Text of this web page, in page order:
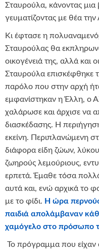
Σταυρούλα, κάνοντας μια
γευματίζοντας με θέα
Κι έφτασε η
Σταυρούλας θα
οικογένειά της, αλλά και
Σταυρούλα επισκέφθηκε
παρόλο που στην αρχή
εμφανίστηκαν η Έλλη, ο
χαλάρωσε και άρχισε να
διασκέδασης. Η
εκείνη. Περιπλανώμενη
διάφορα είδη ζώων,
ζωηρούς λεμούριους,
ερπετά. Έμαθε τόσα
αυτά και, ενώ αρχικά το
με το φίδι. Η ώρα
παιδιά απολάμβαναν
χαμόγελο στο πρόσωπο
Το πρόγραμμα που είχαν